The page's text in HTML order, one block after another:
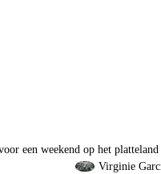
een weekend op het platteland
Virginie